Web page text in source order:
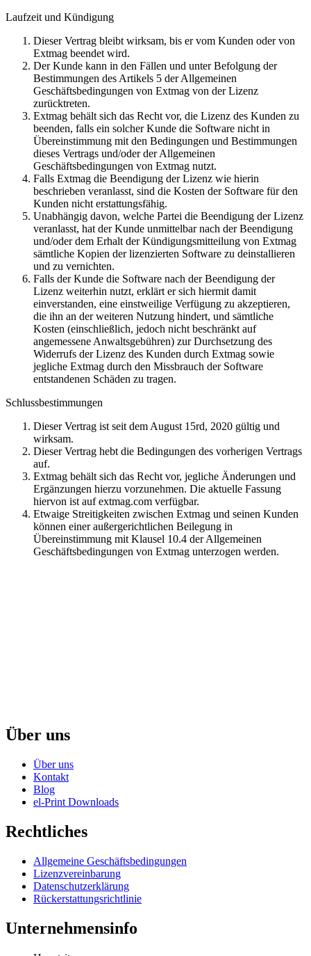
Laufzeit und Kündigung
Dieser Vertrag bleibt wirksam, bis er vom Kunden oder von
Extmag beendet wird.
Der Kunde kann in den Fällen und unter Befolgung der
Bestimmungen des Artikels 5 der Allgemeinen
Geschäftsbedingungen von Extmag von der Lizenz
zurücktreten.
Extmag behält sich das Recht vor, die Lizenz des Kunden zu
beenden, falls ein solcher Kunde die Software nicht in
Übereinstimmung mit den Bedingungen und Bestimmungen
dieses Vertrags und/oder der Allgemeinen
Geschäftsbedingungen von Extmag nutzt.
Falls Extmag die Beendigung der Lizenz wie hierin
beschrieben veranlasst, sind die Kosten der Software für den
Kunden nicht erstattungsfähig.
Unabhängig davon, welche Partei die Beendigung der Lizenz
veranlasst, hat der Kunde unmittelbar nach der Beendigung
und/oder dem Erhalt der Kündigungsmitteilung von Extmag
sämtliche Kopien der lizenzierten Software zu deinstallieren
und zu vernichten.
Falls der Kunde die Software nach der Beendigung der
Lizenz weiterhin nutzt, erklärt er sich hiermit damit
einverstanden, eine einstweilige Verfügung zu akzeptieren,
die ihn an der weiteren Nutzung hindert, und sämtliche
Kosten (einschließlich, jedoch nicht beschränkt auf
angemessene Anwaltsgebühren) zur Durchsetzung des
Widerrufs der Lizenz des Kunden durch Extmag sowie
jegliche Extmag durch den Missbrauch der Software
entstandenen Schäden zu tragen.
Schlussbestimmungen
Dieser Vertrag ist seit dem August 15rd, 2020 gültig und
wirksam.
Dieser Vertrag hebt die Bedingungen des vorherigen Vertrags
auf.
Extmag behält sich das Recht vor, jegliche Änderungen und
Ergänzungen hierzu vorzunehmen. Die aktuelle Fassung
hiervon ist auf extmag.com verfügbar.
Etwaige Streitigkeiten zwischen Extmag und seinen Kunden
können einer außergerichtlichen Beilegung in
Übereinstimmung mit Klausel 10.4 der Allgemeinen
Geschäftsbedingungen von Extmag unterzogen werden.
Über uns
Über uns
Kontakt
Blog
el-Print Downloads
Rechtliches
Allgemeine Geschäftsbedingungen
Lizenzvereinbarung
Datenschutzerklärung
Rückerstattungsrichtlinie
Unternehmensinfo